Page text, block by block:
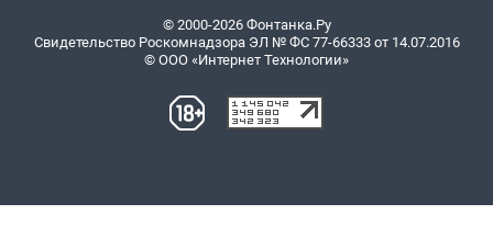
© 2000-2026 Фонтанка.Ру
Свидетельство Роскомнадзора ЭЛ № ФС 77-66333 от 14.07.2016
© ООО «Интернет Технологии»